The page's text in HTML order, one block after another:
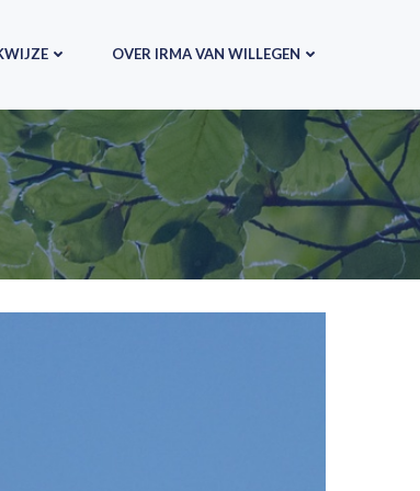
OVER IRMA VAN WILLEGEN